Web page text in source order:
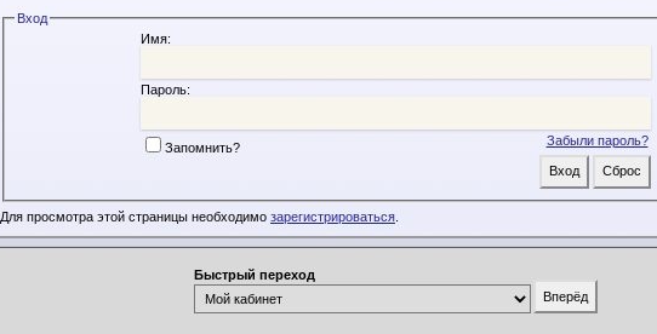
Вход
Имя:
Пароль:
Забыли пароль?
Запомнить?
Для просмотра этой страницы необходимо зарегистрироваться
Быстрый переход